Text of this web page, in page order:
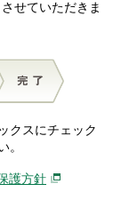
せていただきま
クスにチェック
。
護方針